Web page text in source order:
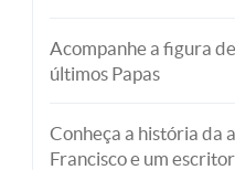
Acompanhe a figura
últimos Papas
Conheça a história da
Francisco e um